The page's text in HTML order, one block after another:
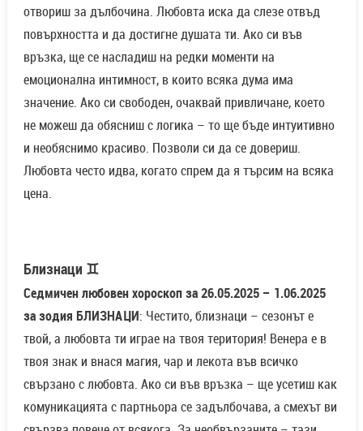
отвориш за дълбочина. Любовта иска да слезе отвъд
повърхността и да достигне душата ти. Ако си във
връзка, ще се насладиш на редки моменти на
емоционална интимност, в които всяка дума има
значение. Ако си свободен, очаквай привличане, което
не можеш да обясниш с логика – то ще бъде интуитивно
и необяснимо красиво. Позволи си да се довериш.
Любовта често идва, когато спрем да я търсим на всяка
цена.
Близнаци ♊
Седмичен любовен хороскоп за 26.05.2025 – 1.06.2025
за зодия БЛИЗНАЦИ: Честито, близнаци – сезонът е
твой, а любовта ти играе на твоя територия! Венера е в
твоя знак и внася магия, чар и лекота във всичко
свързано с любовта. Ако си във връзка – ще усетиш как
комуникацията с партньора се задълбочава, а смехът ви